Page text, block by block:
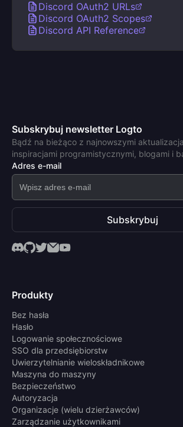
Discord OAuth2 URLs
Discord OAuth2 Scopes
Discord API Reference
Subskrybuj newsletter Logto
Bądź na bieżąco z najnowszymi
inspiracjami programistycznymi, blogami i
Adres e-mail
Subskrybuj
Produkty
Bez hasła
Hasło
Logowanie społecznościowe
SSO dla przedsiębiorstw
Uwierzytelnianie wieloskładnikowe
Maszyna do maszyny
Bezpieczeństwo
Autoryzacja
Organizacje (wielu dzierżawców)
Zarządzanie użytkownikami